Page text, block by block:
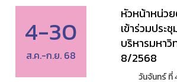
4-30
ส.ค.-ก.ย. 68
หัวหน้าหน่ว
เข้าร่วมประ
บริหารมหา
8/2568
วันจันทร์ ที่ 4